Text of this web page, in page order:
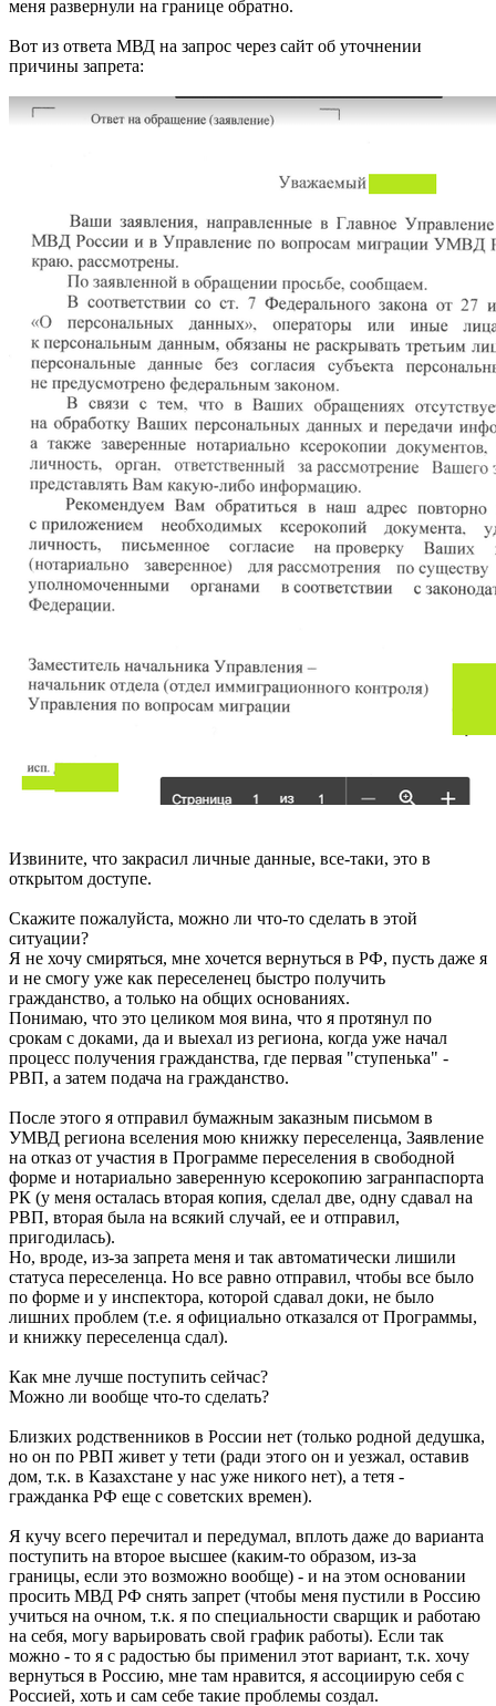
меня развернули на границе обратно.
Вот из ответа МВД на запрос через сайт об уточнении
причины запрета:
Извините, что закрасил личные данные, все-таки, это в
открытом доступе.
Скажите пожалуйста, можно ли что-то сделать в этой
ситуации?
Я не хочу смиряться, мне хочется вернуться в РФ, пусть даже я
и не смогу уже как переселенец быстро получить
гражданство, а только на общих основаниях.
Понимаю, что это целиком моя вина, что я протянул по
срокам с доками, да и выехал из региона, когда уже начал
процесс получения гражданства, где первая "ступенька" -
РВП, а затем подача на гражданство.
После этого я отправил бумажным заказным письмом в
УМВД региона вселения мою книжку переселенца, Заявление
на отказ от участия в Программе переселения в свободной
форме и нотариально заверенную ксерокопию загранпаспорта
РК (у меня осталась вторая копия, сделал две, одну сдавал на
РВП, вторая была на всякий случай, ее и отправил,
пригодилась).
Но, вроде, из-за запрета меня и так автоматически лишили
статуса переселенца. Но все равно отправил, чтобы все было
по форме и у инспектора, которой сдавал доки, не было
лишних проблем (т.е. я официально отказался от Программы,
и книжку переселенца сдал).
Как мне лучше поступить сейчас?
Можно ли вообще что-то сделать?
Близких родственников в России нет (только родной дедушка,
но он по РВП живет у тети (ради этого он и уезжал, оставив
дом, т.к. в Казахстане у нас уже никого нет), а тетя -
гражданка РФ еще с советских времен).
Я кучу всего перечитал и передумал, вплоть даже до варианта
поступить на второе высшее (каким-то образом, из-за
границы, если это возможно вообще) - и на этом основании
просить МВД РФ снять запрет (чтобы меня пустили в Россию
учиться на очном, т.к. я по специальности сварщик и работаю
на себя, могу варьировать свой график работы). Если так
можно - то я с радостью бы применил этот вариант, т.к. хочу
вернуться в Россию, мне там нравится, я ассоциирую себя с
Россией, хоть и сам себе такие проблемы создал.